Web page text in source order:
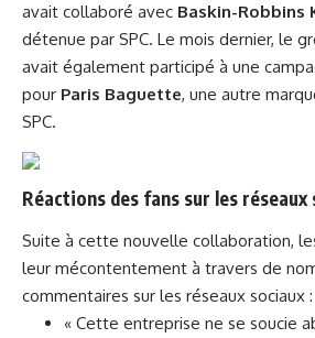
avait collaboré avec Baskin-Robbins
détenue par SPC. Le mois dernier, le
avait également participé à une
pour Paris Baguette, une autre
SPC.
Réactions des fans sur les réseaux
Suite à cette nouvelle collaboration,
leur mécontentement à travers de
commentaires sur les réseaux sociaux :
« Cette entreprise ne se soucie